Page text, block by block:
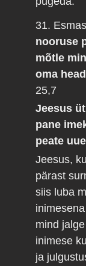
31.
nooruse
mõtle
oma
25,7
Jeesus
pane
peate
Jeesus,
pärast
siis luba
mind
inimese
ja